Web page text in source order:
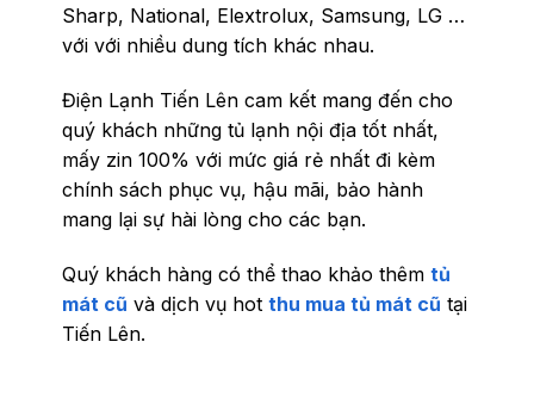
Sharp, National, Elextrolux, Samsung, LG …
với với nhiều dung tích khác nhau.
Điện Lạnh Tiến Lên cam kết mang đến cho
quý khách những tủ lạnh nội địa tốt nhất,
mấy zin 100% với mức giá rẻ nhất đi kèm
chính sách phục vụ, hậu mãi, bảo hành
mang lại sự hài lòng cho các bạn.
Quý khách hàng có thể thao khảo thêm tủ
mát cũ và dịch vụ hot thu mua tủ mát cũ tại
Tiến Lên.